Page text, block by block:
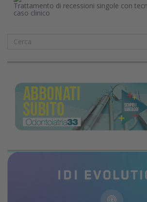
Trattamento di recessioni singole con
caso clinico